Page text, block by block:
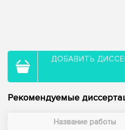
ДОБАВИТЬ
Рекомендуемые
Название работы